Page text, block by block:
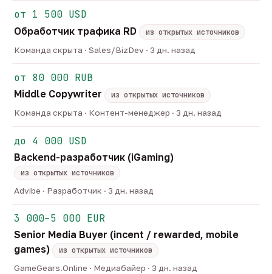
от 1 500 USD
Обработчик трафика RD
из открытых источников
Команда скрыта · Sales/BizDev · 3 дн. назад
от 80 000 RUB
Middle Copywriter
из открытых источников
Команда скрыта · Контент-менеджер · 3 дн. назад
до 4 000 USD
Backend-разработчик (iGaming)
из открытых источников
Advibe · Разработчик · 3 дн. назад
3 000–5 000 EUR
Senior Media Buyer (incent / rewarded, mobile
games)
из открытых источников
GameGears.Online · Медиабайер · 3 дн. назад